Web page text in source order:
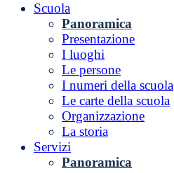
Scuola
Panoramica
Presentazione
I luoghi
Le persone
I numeri della scuola
Le carte della scuola
Organizzazione
La storia
Servizi
Panoramica